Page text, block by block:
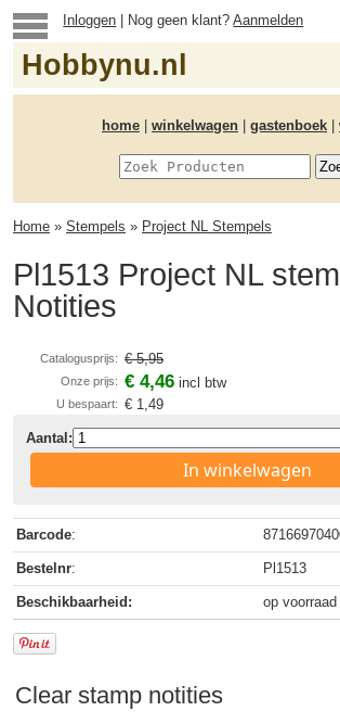
Inloggen | Nog geen klant?Aanmelden
Hobbynu.nl
home winkelwagen gastenboek
Home » Stempels » Project NL Stempels
Pl1513 Project NL
Notities
Catalogusprijs: € 5,95
Onze prijs: € 4,46 incl btw
U bespaart: € 1,49
Aantal:
In winkelwagen
Barcode:
Bestelnr: Pl1513
Beschikbaarheid: op voorraad
Clear stamp notities